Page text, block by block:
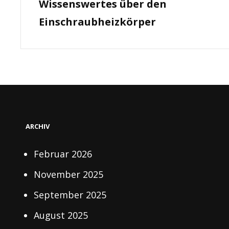
Post
Wissenswertes über den
Einschraubheizkörper
ARCHIV
Februar 2026
November 2025
September 2025
August 2025